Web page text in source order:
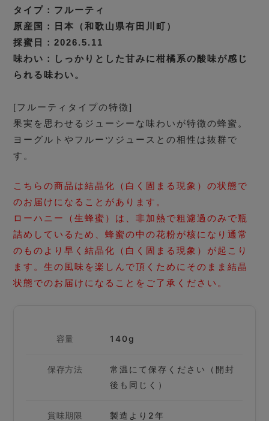
タイプ：フルーティ
原産国：日本（和歌山県有田川町）
採蜜日：2026.5.11
味わい：しっかりとした甘みに柑橘系の酸味が感じ
られる味わい。
[フルーティタイプの特徴]
果実を思わせるジューシーな味わいが特徴の蜂蜜。
ヨーグルトやフルーツジュースとの相性は抜群で
す。
こちらの商品は結晶化（白く固まる現象）の状態で
のお届けになることがあります。
ローハニー（生蜂蜜）は、非加熱で粗濾過のみで瓶
詰めしているため、蜂蜜の中の花粉が核になり通常
のものより早く結晶化（白く固まる現象）が起こり
ます。生の風味を楽しんで頂くためにそのまま結晶
状態でのお届けになることをご了承ください。
容量 140g
保存方法
常温にて保存ください（開封
後も同じく）
賞味期限 製造より2年